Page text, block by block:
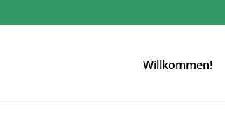
Willkommen!